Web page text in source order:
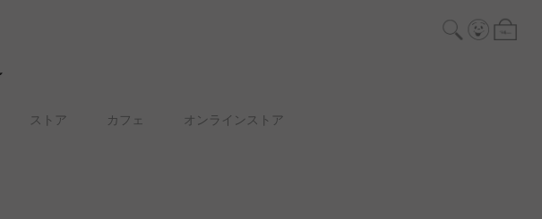
ストア カフェ オンラインストア